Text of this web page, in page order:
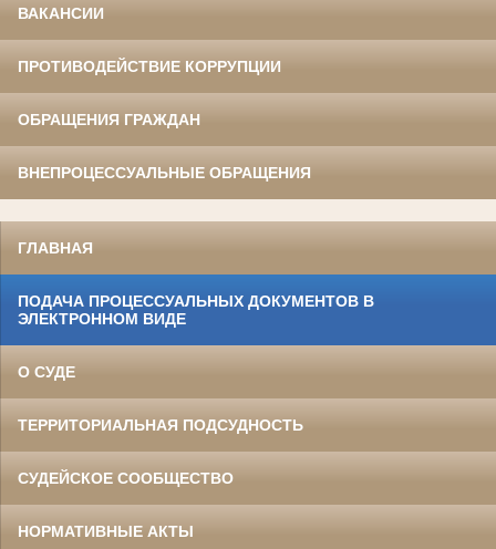
ВАКАНСИИ
ПРОТИВОДЕЙСТВИЕ КОРРУПЦИИ
ОБРАЩЕНИЯ ГРАЖДАН
ВНЕПРОЦЕССУАЛЬНЫЕ ОБРАЩЕНИЯ
ГЛАВНАЯ
ПОДАЧА ПРОЦЕССУАЛЬНЫХ ДОКУМЕНТОВ В
ЭЛЕКТРОННОМ ВИДЕ
О СУДЕ
ТЕРРИТОРИАЛЬНАЯ ПОДСУДНОСТЬ
СУДЕЙСКОЕ СООБЩЕСТВО
НОРМАТИВНЫЕ АКТЫ